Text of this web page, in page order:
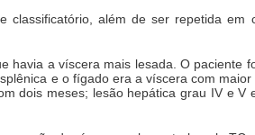
além de ser repetida em
a víscera mais lesada. O paciente
e o fígado era a víscera com
dois meses; lesão hepática grau IV e V